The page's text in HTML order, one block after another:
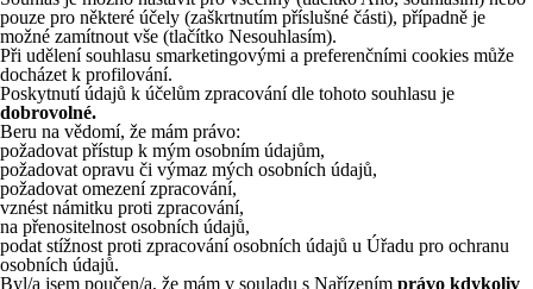
pouze pro některé účely (zaškrtnutím příslušné části), případně je
možné zamítnout vše (tlačítko Nesouhlasím).
Při udělení souhlasu smarketingovými a preferenčními cookies může
docházet k profilování.
Poskytnutí údajů k účelům zpracování dle tohoto souhlasu je
dobrovolné.
Beru na vědomí, že mám právo:
požadovat přístup k mým osobním údajům,
požadovat opravu či výmaz mých osobních údajů,
požadovat omezení zpracování,
vznést námitku proti zpracování,
na přenositelnost osobních údajů,
podat stížnost proti zpracování osobních údajů u Úřadu pro ochranu
osobních údajů.
Byl/a jsem poučen/a, že mám v souladu s Nařízením právo kdykoliv